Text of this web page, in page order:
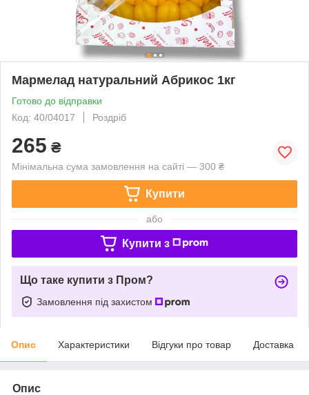
Мармелад натуральний Абрикос 1кг
Готово до відправки
Код: 40/04017
Роздріб
265 ₴
Мінімальна сума замовлення на сайті — 300 ₴
Купити
або
Купити з
Що таке купити з Пром?
Замовлення під захистом
Опис Характеристики Відгуки про товар Доставка
Опис